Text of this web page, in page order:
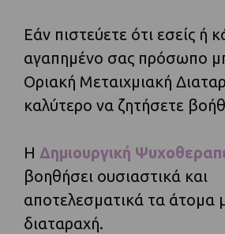
Εάν πιστεύετε ότι εσείς ή
αγαπημένο σας πρόσωπο
Οριακή Μεταιχμιακή
καλύτερο να ζητήσετε
Η Δημιουργική
βοηθήσει ουσιαστικά και
αποτελεσματικά τα άτομα
διαταραχή.